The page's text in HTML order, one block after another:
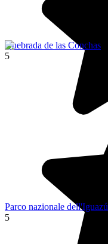
Quebrada de las Conchas
5
Parco nazionale dell'Iguazú
5